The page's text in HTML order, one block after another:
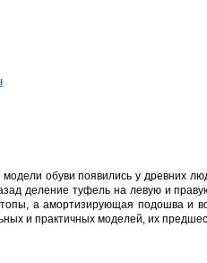
обуви появились у древних
деление туфель на левую и
а амортизирующая подошва и
и практичных моделей, их